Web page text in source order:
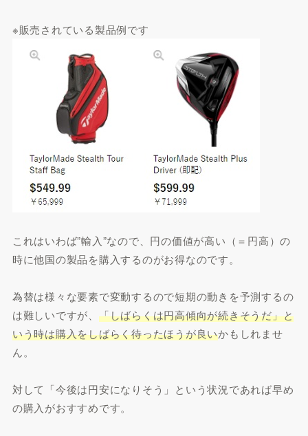
※販売されている製品例です
これはいわば”輸入”なので、円の価値が高い（＝円高）の
時に他国の製品を購入するのがお得なのです。
為替は様々な要素で変動するので短期の動きを予測するの
は難しいですが、 「しばらくは円高傾向が続きそうだ」と
いう時は購入をしばらく待ったほうが良いかもしれませ
ん。
対して「今後は円安になりそう」という状況であれば早め
の購入がおすすめです。